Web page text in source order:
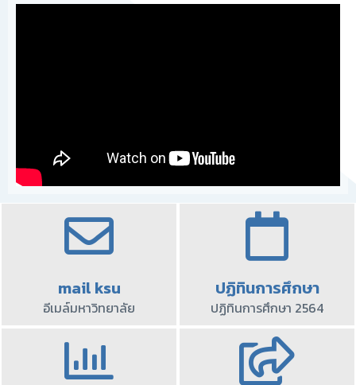
mail ksu
อีเมล์มหาวิทยาลัย
ปฏิทินการศึกษา
ปฏิทินการศึกษา 2564